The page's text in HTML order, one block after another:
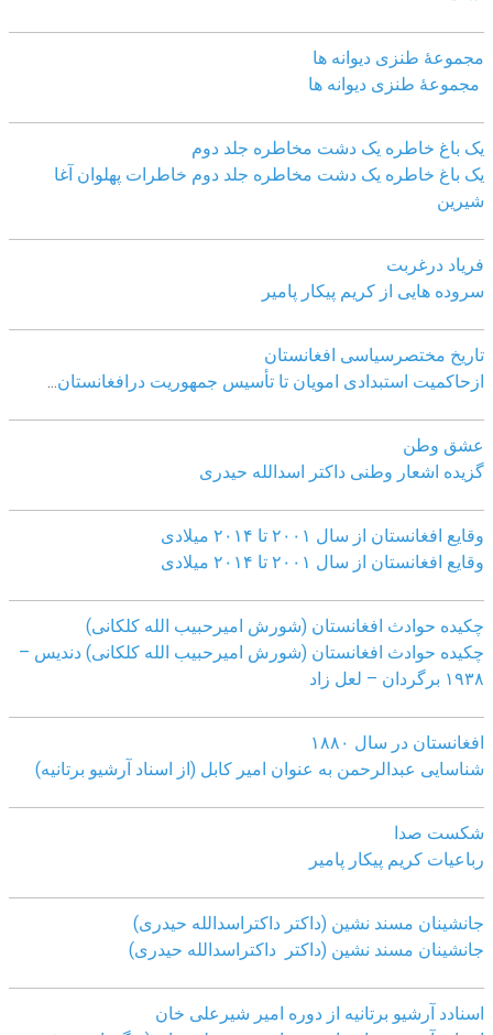
مجموعهٔ طنزی دیوانه ها
مجموعهٔ طنزی دیوانه ها
یک باغ خاطره یک دشت مخاطره جلد دوم
یک باغ خاطره یک دشت مخاطره جلد دوم خاطرات پهلوان آغا
شیرین
فریاد درغربت
سروده هایی از کریم پیکار پامیر
تاریخ مختصرسیاسی افغانستان
ازحاکمیت استبدادی امویان تا تأسیس جمهوریت درافغانستان
عشق وطن
گزیده اشعار وطنی داکتر اسدالله حیدری
وقایع افغانستان از سال ۲۰۰۱ تا ۲۰۱۴ میلادی
وقایع افغانستان از سال ۲۰۰۱ تا ۲۰۱۴ میلادی
چکیده حوادث افغانستان (شورش امیرحبیب الله کلکانی)
چکیده حوادث افغانستان (شورش امیرحبیب الله کلکانی) دندیس –
١٩٣٨ برگردان – لعل زاد
افغانستان در سال ۱۸۸۰
شناسایی عبدالرحمن به عنوان امیر کابل (از اسناد آرشیو برتانیه)
شکست صدا
رباعیات کریم پیکار پامیر
جانشینان مسند نشین (داکتر داکتراسدالله حیدری)
جانشینان مسند نشین (داکتر داکتراسدالله حیدری)
اسنادد آرشیو برتانیه از دوره امیر شیرعلی خان